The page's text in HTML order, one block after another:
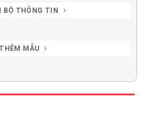
BỘ THÔNG TIN
MẪU